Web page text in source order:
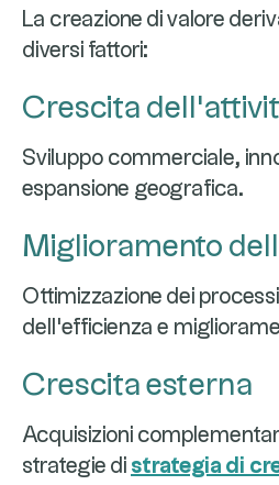
La creazione di valore
diversi fattori:
Crescita
Sviluppo commerciale,
espansione geografica.
Miglioramento
Ottimizzazione dei
dell'efficienza e
Crescita esterna
Acquisizioni
strategie di strategia di